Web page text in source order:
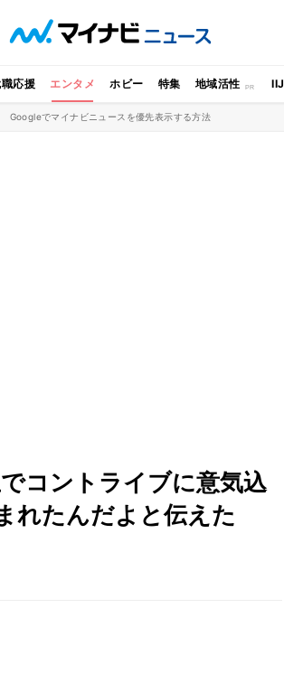
応援 エンタメ ホビー 特集 地域活性 IIJ
Googleでマイナビニュースを優先表示する方法
コントライブに意気込
れたんだよと伝えた